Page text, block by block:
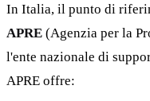
In Italia, il punto di
APRE (Agenzia per la
l'ente nazionale di
APRE offre: